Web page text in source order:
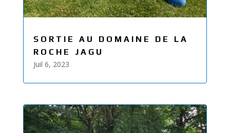
SORTIE AU DOMAINE DE LA
ROCHE JAGU
Juil 6, 2023